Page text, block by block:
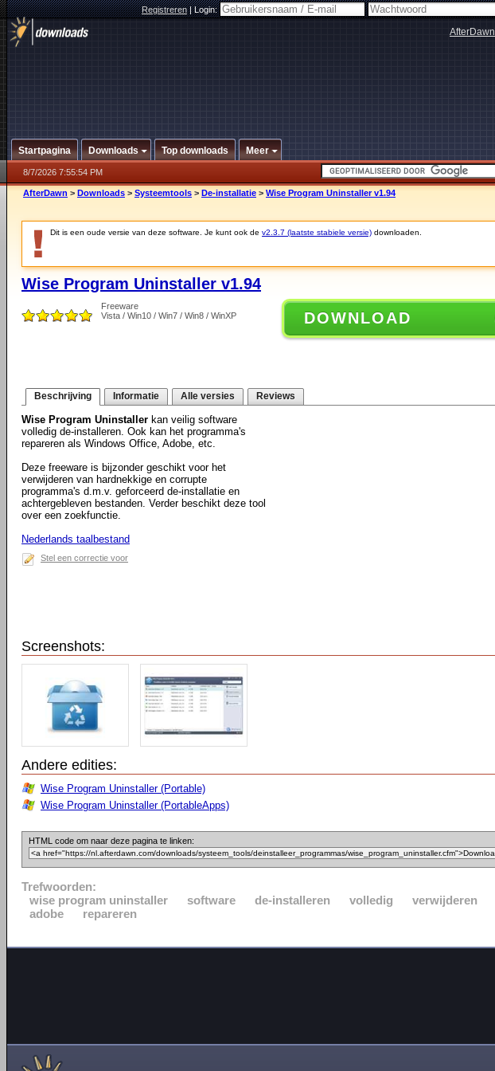
Registreren|Login:
AfterDawn
Startpagina Downloads Top downloads Meer
8/7/2026 7:55:54 PM
AfterDawn > Downloads > Systeemtools > De-installatie > Wise Program Uninstaller v1.94
Dit is een oude versie van deze software. Je kunt ook de v2.3.7 (laatste stabiele versie) downloaden.
Wise Program Uninstaller v1.94
Freeware
Vista / Win10 / Win7 / Win8 / WinXP
DOWNLOAD
Beschrijving Informatie Alle versies Reviews
Wise Program Uninstaller kan veilig software
volledig de-installeren. Ook kan het programma's
repareren als Windows Office, Adobe, etc.
Deze freeware is bijzonder geschikt voor het
verwijderen van hardnekkige en corrupte
programma's d.m.v. geforceerd de-installatie en
achtergebleven bestanden. Verder beschikt deze tool
over een zoekfunctie.
Nederlands taalbestand
Stel een correctie voor
Screenshots:
Andere edities:
Wise Program Uninstaller (Portable)
Wise Program Uninstaller (PortableApps)
HTML code om naar deze pagina te linken:
Trefwoorden:
wise program uninstaller
software de-installeren volledig
verwijderen
adobe
repareren